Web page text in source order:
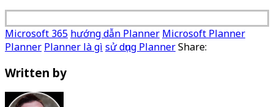
Microsoft 365 hướng dẫn Planner Microsoft Planner
Planner Planner là gì sử dụng PlannerShare:
Written by